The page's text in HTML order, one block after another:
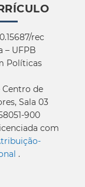
rec
– UFPB
Políticas
Centro de
Sala 03
900
com
.